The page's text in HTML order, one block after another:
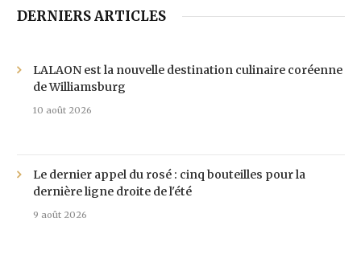
DERNIERS ARTICLES
LALAON est la nouvelle destination culinaire coréenne
de Williamsburg
10 août 2026
Le dernier appel du rosé : cinq bouteilles pour la
dernière ligne droite de l'été
9 août 2026